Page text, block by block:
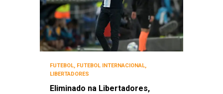
FUTEBOL, FUTEBOL INTERNACIONAL,
LIBERTADORES
Eliminado na Libertadores,